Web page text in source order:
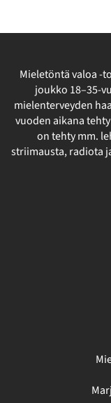
Mieletöntä valoa -
joukko 18–35-
mielenterveyden
vuoden aikana
on tehty mm.
striimausta, radiota